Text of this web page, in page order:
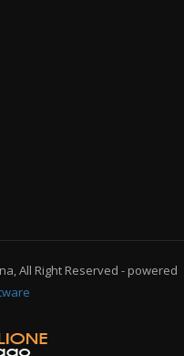
All Right Reserved - powered